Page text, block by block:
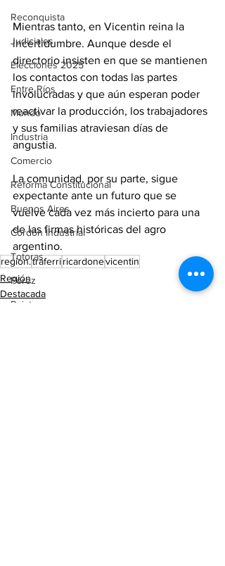
Reconquista
Judiciales
Elecciones 2025
Entre Ríos
Mundo
Industria
Comercio
Reforma Constitucional
Buenos Aires
Cordón Industrial
Totoras
Pérez
Pujato
Mientras tanto, en Vicentin reina la
incertidumbre. Aunque desde el
directorio insisten en que se mantienen
los contactos con todas las partes
involucradas y que aún esperan poder
reactivar la producción, los trabajadores
y sus familias atraviesan días de
angustia.
La comunidad, por su parte, sigue
expectante ante un futuro que se
vuelve cada vez más incierto para una
de las firmas históricas del agro
argentino.
region.traferriricardonevicentin
Región
Destacada